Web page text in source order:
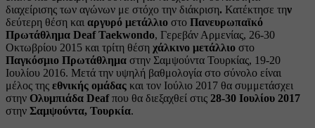
διαχείρισης των αγώνων με στόχο την διάκριση. Κατέκτησε την
δεύτερη θέση και αργυρό μετάλλιο στο Πανευρωπαϊκό
Πρωτάθλημα Deaf Taekwondo, Γερεβάν Αρμενίας, 26-30
Οκτωβρίου 2015 και τρίτη θέση χάλκινο μετάλλιο στο
Παγκόσμιο Πρωτάθλημα στην Σαμψούντα Τουρκίας, 19-20
Ιουλίου 2016. Μετά την υψηλή βαθμολογία στο σύνολο είναι
μέλος της εθνικής ομάδας και τον Ιούλιο 2017 θα συμμετάσχει
στην Ολυμπιάδα Deafπου θα διεξαχθεί στις 28-30 Ιουλίου 2017
στην Σαμψούντα, Τουρκία.